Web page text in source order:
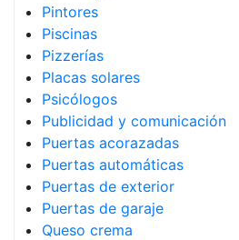
Pintores
Piscinas
Pizzerías
Placas solares
Psicólogos
Publicidad y comunicación
Puertas acorazadas
Puertas automáticas
Puertas de exterior
Puertas de garaje
Queso crema